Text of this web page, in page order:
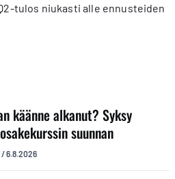
tulos niukasti alle ennusteiden
käänne alkanut? Syksy
suunnan
/6.8.2026